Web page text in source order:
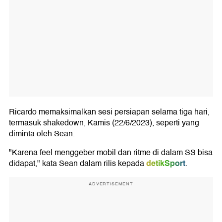
Ricardo memaksimalkan sesi persiapan selama tiga hari,
termasuk shakedown, Kamis (22/6/2023), seperti yang
diminta oleh Sean.
"Karena feel menggeber mobil dan ritme di dalam SS bisa
didapat," kata Sean dalam rilis kepadadetikSport.
ADVERTISEMENT